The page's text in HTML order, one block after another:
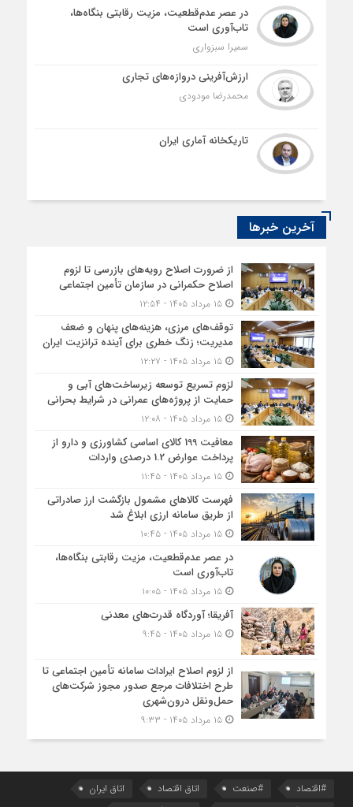
در عصر عدم‌قطعیت، مزیت رقابتی بنگاه‌ها،
تاب‌آوری است
سمیرا سبزواری
ارزش‌آفرینی دروازه‌های تجاری
محمدرضا مودودی
تاریکخانه آماری ایران
آخرین خبرها
از ضرورت اصلاح رویه‌های بازرسی تا لزوم
اصلاح حکمرانی در سازمان تأمین اجتماعی
۱۵ مرداد ۱۴۰۵ - ۱۲:۵۴
توقف‌های مرزی، هزینه‌های پنهان و ضعف
مدیریت؛ زنگ خطری برای آینده ترانزیت ایران
۱۵ مرداد ۱۴۰۵ - ۱۲:۲۷
لزوم تسریع توسعه زیرساخت‌های آبی و
حمایت از پروژه‌های عمرانی در شرایط بحرانی
۱۵ مرداد ۱۴۰۵ - ۱۲:۰۸
معافیت 199 کالای اساسی کشاورزی و دارو از
پرداخت عوارض 1.2 درصدی واردات
۱۵ مرداد ۱۴۰۵ - ۱۱:۴۵
فهرست کالاهای مشمول بازگشت ارز صادراتی
از طریق سامانه ارزی ابلاغ شد
۱۵ مرداد ۱۴۰۵ - ۱۰:۴۵
در عصر عدم‌قطعیت، مزیت رقابتی بنگاه‌ها،
تاب‌آوری است
۱۵ مرداد ۱۴۰۵ - ۱۰:۰۵
آفریقا؛ آوردگاه قدرت‌های معدنی
۱۵ مرداد ۱۴۰۵ - ۹:۴۵
از لزوم اصلاح ایرادات سامانه تأمین اجتماعی تا
طرح اختلافات مرجع صدور مجوز شرکت‌های
حمل‌ونقل درون‌شهری
۱۵ مرداد ۱۴۰۵ - ۹:۳۳
#اقتصاد #صنعت اتاق اقتصاد
اتاق ایران